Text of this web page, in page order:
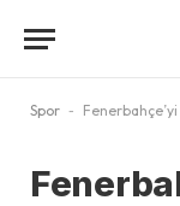
Spor - Fenerbahçe’yi